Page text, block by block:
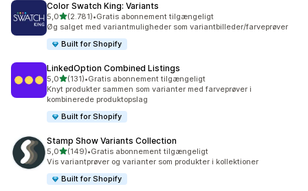
Color Swatch King: Variants
5,0ud af 5 stjerner
(2.781)
2781 anmeldelser i alt
•Gratis abonnement tilgængeligt
Øg salget med variantmuligheder som variantbilleder/farveprøver
Built for Shopify
LinkedOption Combined Listings
5,0ud af 5 stjerner
(131)
131 anmeldelser i alt
•Gratis abonnement tilgængeligt
Knyt produkter sammen som varianter med farveprøver i
kombinerede produktopslag
Built for Shopify
Stamp Show Variants Collection
5,0ud af 5 stjerner
(149)
149 anmeldelser i alt
•Gratis abonnement tilgængeligt
Vis variantprøver og varianter som produkter i kollektioner
Built for Shopify